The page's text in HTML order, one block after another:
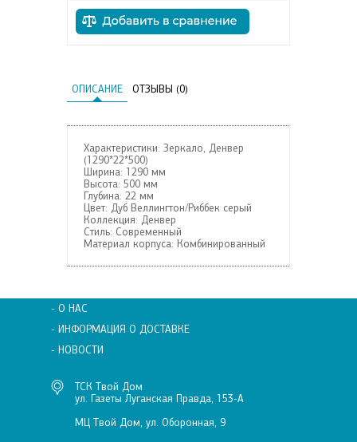
ОПИСАНИЕ ОТЗЫВЫ (0)
Характеристики: Зеркало, Денвер
(1290*22*500)
Ширина: 1290 мм
Высота: 500 мм
Глубина: 22 мм
Цвет: Дуб Веллингтон/Риббек серый
Коллекция: Денвер
Стиль: Современный
Материал корпуса: Комбинированный
- О НАС
- ИНФОРМАЦИЯ О ДОСТАВКЕ
- НОВОСТИ
ТСК Твой Дом
ул. Газеты Луганская Правда, 153-А
МЦ Твой Дом, ул. Оборонная, 9